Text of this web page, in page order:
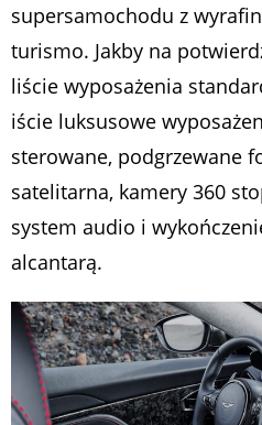
supersamochodu z
turismo. Jakby na
liście wyposażenia
iście luksusowe
sterowane, podgrzewane
satelitarna, kamery 360
system audio i
alcantarą.